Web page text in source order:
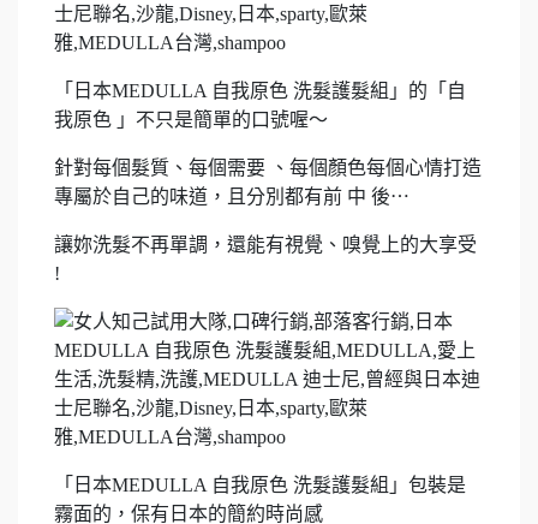
「日本MEDULLA 自我原色 洗髮護髮組」的「自
我原色 」不只是簡單的口號喔～
針對每個髮質、每個需要 、每個顏色每個心情打造
專屬於自己的味道，且分別都有前 中 後⋯
讓妳洗髮不再單調，還能有視覺、嗅覺上的大享受
!
「日本MEDULLA 自我原色 洗髮護髮組」包裝是
霧面的，保有日本的簡約時尚感